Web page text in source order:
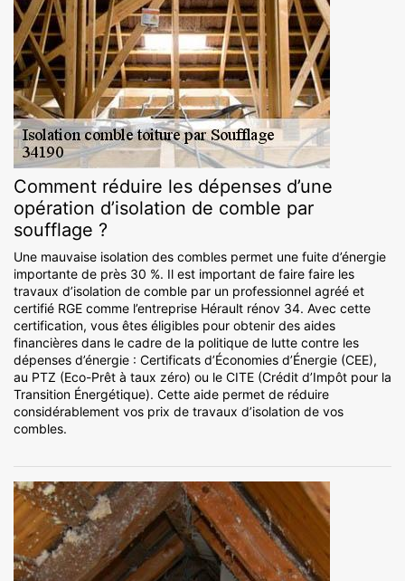
Comment réduire les dépenses d’une
opération d’isolation de comble par
soufflage ?
Une mauvaise isolation des combles permet une fuite d’énergie
importante de près 30 %. Il est important de faire faire les
travaux d’isolation de comble par un professionnel agréé et
certifié RGE comme l’entreprise Hérault rénov 34. Avec cette
certification, vous êtes éligibles pour obtenir des aides
financières dans le cadre de la politique de lutte contre les
dépenses d’énergie : Certificats d’Économies d’Énergie (CEE),
au PTZ (Eco-Prêt à taux zéro) ou le CITE (Crédit d’Impôt pour la
Transition Énergétique). Cette aide permet de réduire
considérablement vos prix de travaux d’isolation de vos
combles.